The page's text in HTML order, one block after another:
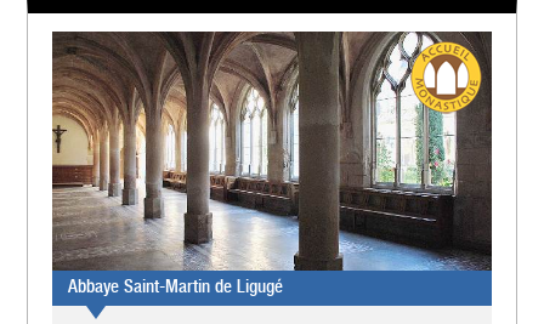
Abbaye Saint-Martin de Ligugé